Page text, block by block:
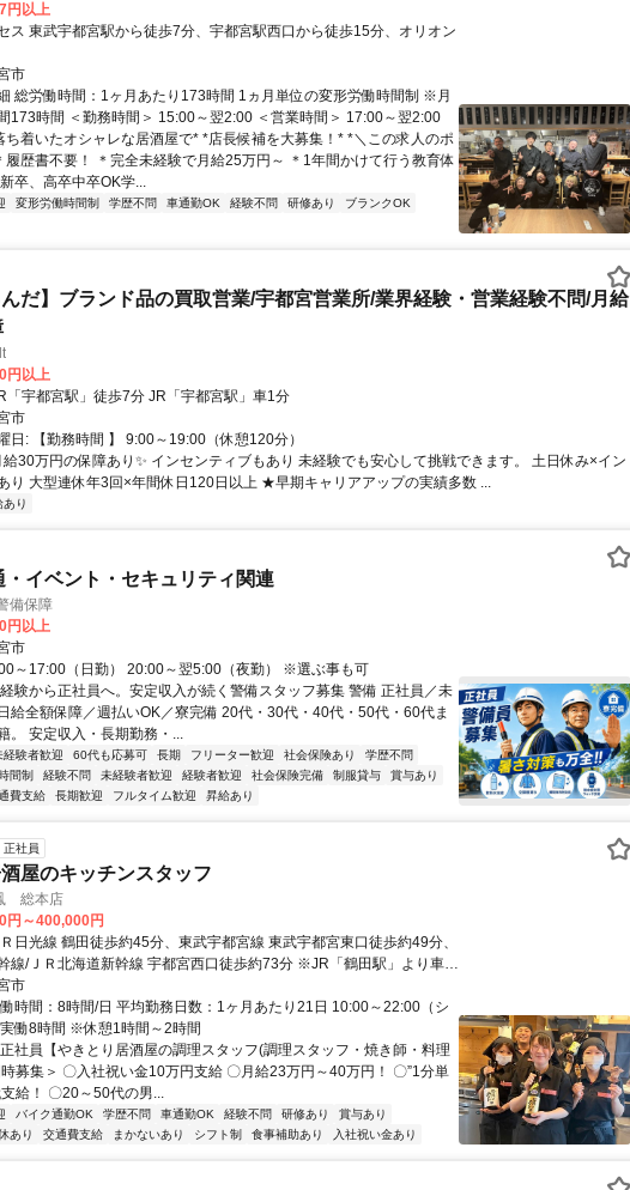
円以上
ス 東武宇都宮駅から徒歩7分、宇都宮駅西口から徒歩15分、オリオン
市
総労働時間：1ヶ月あたり173時間 1ヵ月単位の変形労働時間制 ※月
173時間 ＜勤務時間＞ 15:00～翌2:00 ＜営業時間＞ 17:00～翌2:00
ち着いたオシャレな居酒屋で* *店長候補を大募集！* *＼この求人のポ
履歴書不要！ ＊完全未経験で月給25万円～ ＊1年間かけて行う教育体
卒、高卒中卒OK学...
変形労働時間制 学歴不問 車通勤OK 経験不問 研修あり
ブランクOK
んだ】ブランド品の買取営業/宇都宮営業所/業界経験・営業経験不問/月給
円以上
セス: JR「宇都宮駅」徒歩7分 JR「宇都宮駅」車1分
市
日: 【勤務時間 】 9:00～19:00（休憩120分）
30万円の保障あり✨ インセンティブもあり 未経験でも安心して挑戦できます。 土日休み×イン
り 大型連休年3回×年間休日120日以上 ★早期キャリアアップの実績多数 ...
あり
・イベント・セキュリティ関連
備保障
円以上
市
～17:00（日勤） 20:00～翌5:00（夜勤） ※選ぶ事も可
験から正社員へ。安定収入が続く警備スタッフ募集 警備 正社員／未
給全額保障／週払いOK／寮完備 20代・30代・40代・50代・60代ま
。 安定収入・長期勤務・...
経験者歓迎 60代も応募可 長期 フリーター歓迎 社会保険あり
学歴不問
間制 経験不問 未経験者歓迎 経験者歓迎 社会保険完備 制服貸与
賞与あり
費支給 長期歓迎 フルタイム歓迎 昇給あり
正社員
屋のキッチンスタッフ
総本店
円～400,000円
日光線 鶴田徒歩約45分、東武宇都宮線 東武宇都宮東口徒歩約49分、
線/ＪＲ北海道新幹線 宇都宮西口徒歩約73分 ※JR「鶴田駅」より車で
都宮駅」より車で12分
市
時間：8時間/日 平均勤務日数：1ヶ月あたり21日 10:00～22:00（シ
働8時間 ※休憩1時間～2時間
社員【やきとり居酒屋の調理スタッフ(調理スタッフ・焼き師・料理
募集＞ 〇入社祝い金10万円支給 〇月給23万円～40万円！ 〇”1分単
給！ 〇20～50代の男...
バイク通勤OK 学歴不問 車通勤OK 経験不問 研修あり
賞与あり
あり 交通費支給 まかないあり シフト制 食事補助あり 入社祝い金あり